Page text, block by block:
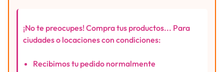
¡No te preocupes! Compra tus productos... Para
ciudades o locaciones con condiciones:
Recibimos tu pedido normalmente